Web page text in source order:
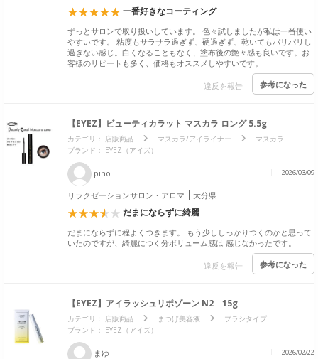
一番好きなコーティング
ずっとサロンで取り扱いしています。 色々試しましたが私は一番使い
やすいです。 粘度もサラサラ過ぎず、硬過ぎず、乾いてもパリパリし
過ぎない感じ。白くなることもなく、塗布後の艶々感も良いです。お
客様のリピートも多く、価格もオススメしやすいです。
違反を報告 参考になった
【EYEZ】ビューティカラット マスカラ ロング 5.5g
カテゴリ： 店販商品 マスカラ/アイライナー
マスカラ
ブランド： EYEZ（アイズ）
pino 2026/03/09
リラクゼーションサロン・アロマ 大分県
だまにならずに綺麗
だまにならずに程よくつきます。 もう少ししっかりつくのかと思って
いたのですが、綺麗につく分ボリューム感は 感じなかったです。
違反を報告 参考になった
【EYEZ】アイラッシュリポゾーン N2 15g
カテゴリ： 店販商品 まつげ美容液
ブラシタイプ
ブランド： EYEZ（アイズ）
まゆ 2026/02/22